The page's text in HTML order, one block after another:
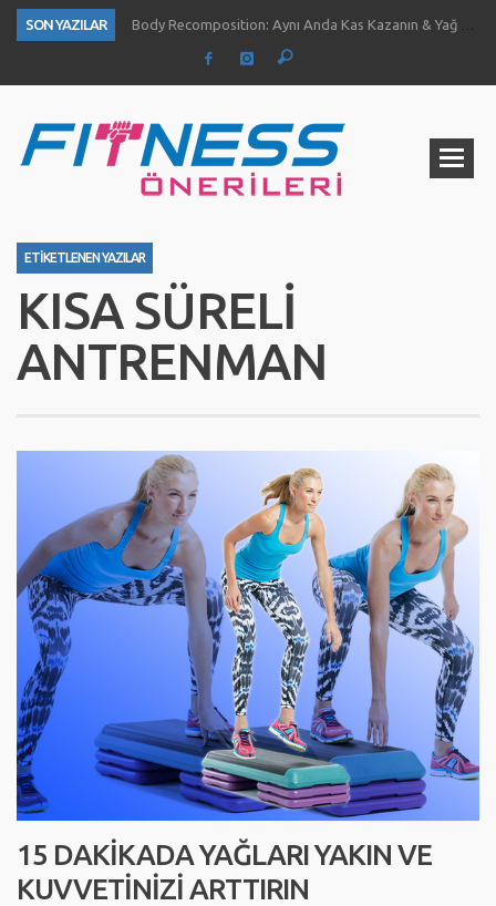
SON YAZILAR
Aç Karnına Egzersiz Daha Fazla Yağ Kaybı Sağlar Mı?
Temiz Büyüme (Clean Bulk) Nedir? Nasıl Yapılır?
1 Ayda Ne Kadar Kas Kazanabilirsiniz?
Göğüs Gelişimi İçin 4 Yöntem
Ne Kadar Su İçmelisiniz?
ETIKETLENEN YAZILAR
KISA SÜRELI
ANTRENMAN
15 DAKIKADA YAĞLARI YAKIN VE
KUVVETINIZI ARTTIRIN